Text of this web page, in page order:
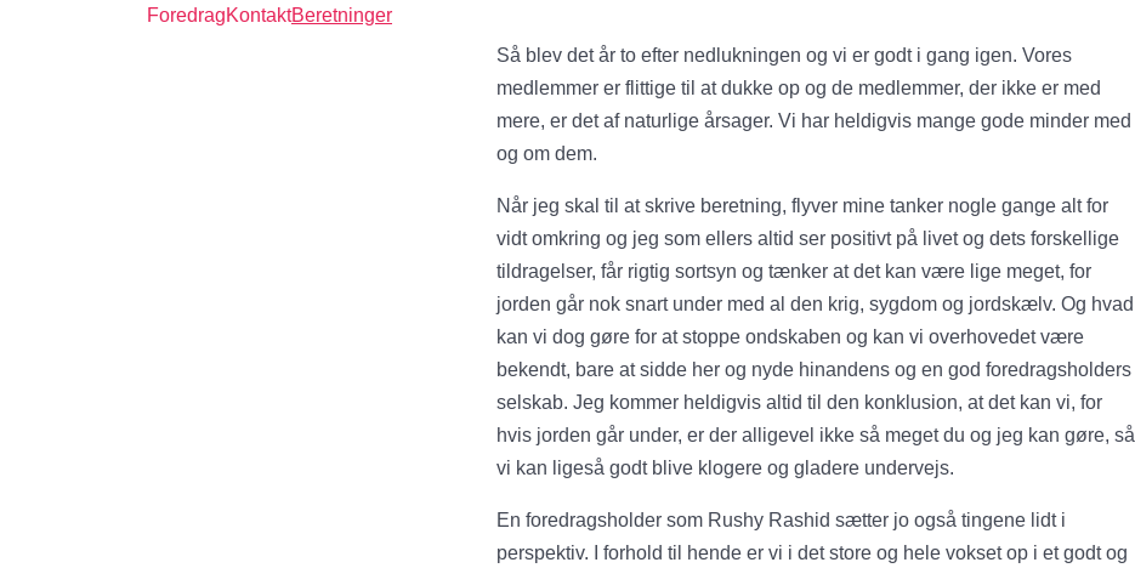
ForedragKontaktBeretninger
Så blev det år to efter nedlukningen og vi er godt i gang igen. Vores
medlemmer er flittige til at dukke op og de medlemmer, der ikke er med
mere, er det af naturlige årsager. Vi har heldigvis mange gode minder med
og om dem.
Når jeg skal til at skrive beretning, flyver mine tanker nogle gange alt for
vidt omkring og jeg som ellers altid ser positivt på livet og dets forskellige
tildragelser, får rigtig sortsyn og tænker at det kan være lige meget, for
jorden går nok snart under med al den krig, sygdom og jordskælv. Og hvad
kan vi dog gøre for at stoppe ondskaben og kan vi overhovedet være
bekendt, bare at sidde her og nyde hinandens og en god foredragsholders
selskab. Jeg kommer heldigvis altid til den konklusion, at det kan vi, for
hvis jorden går under, er der alligevel ikke så meget du og jeg kan gøre, så
vi kan ligeså godt blive klogere og gladere undervejs.
En foredragsholder som Rushy Rashid sætter jo også tingene lidt i
perspektiv. I forhold til hende er vi i det store og hele vokset op i et godt og